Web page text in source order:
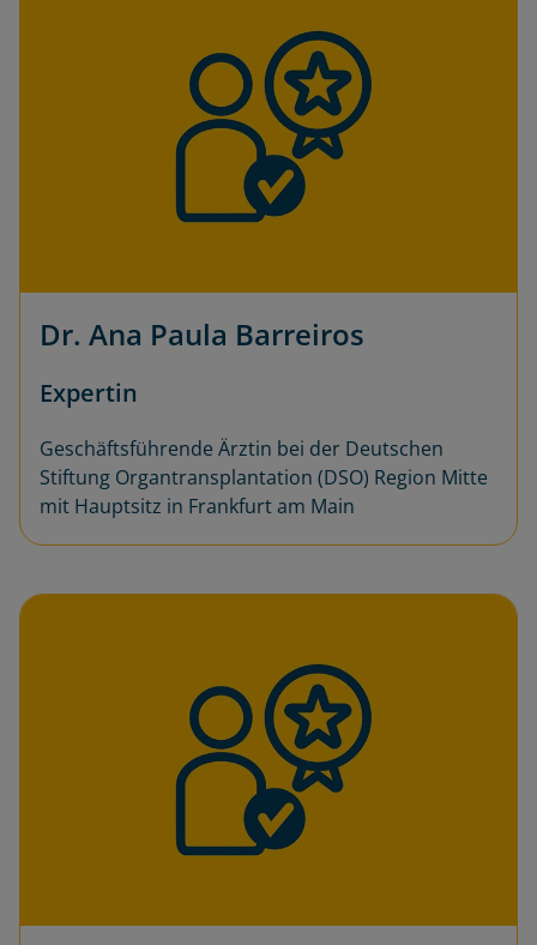
Dr. Ana Paula Barreiros
Expertin
Geschäftsführende Ärztin bei der Deutschen
Stiftung Organtransplantation (DSO) Region Mitte
mit Hauptsitz in Frankfurt am Main